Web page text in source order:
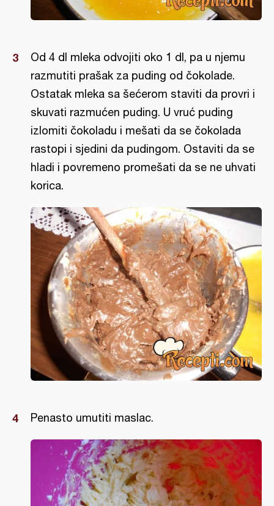
Od 4 dl mleka odvojiti oko 1 dl, pa u njemu
razmutiti prašak za puding od čokolade.
Ostatak mleka sa šećerom staviti da provri i
skuvati razmućen puding. U vruć puding
izlomiti čokoladu i mešati da se čokolada
rastopi i sjedini da pudingom. Ostaviti da se
hladi i povremeno promešati da se ne uhvati
korica.
Penasto umutiti maslac.